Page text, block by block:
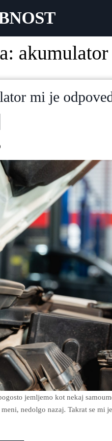
akumulator
mi je
nedolgo nazaj. Takrat se mi